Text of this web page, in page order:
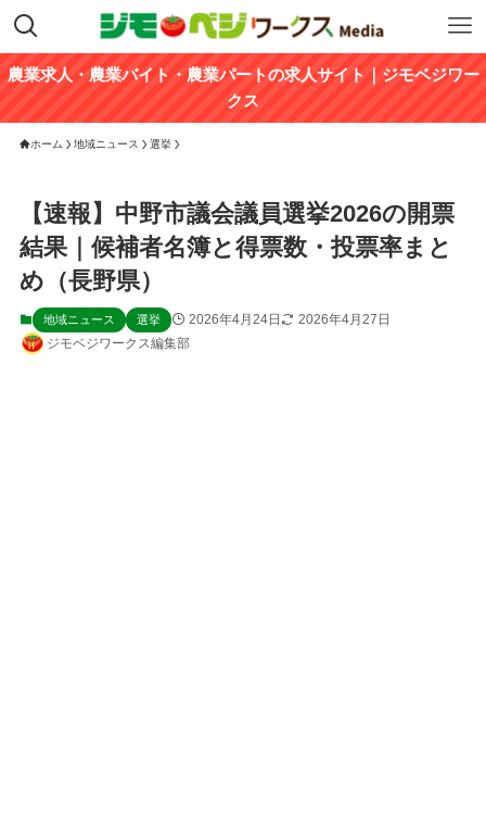
農業求人・農業バイト・農業パートの求人サイト｜ジモベジワー
クス
ホーム 地域ニュース 選挙
【速報】中野市議会議員選挙2026の開票
結果｜候補者名簿と得票数・投票率まと
め（長野県）
地域ニュース 選挙 2026年4月24日
2026年4月27日
ジモベジワークス編集部